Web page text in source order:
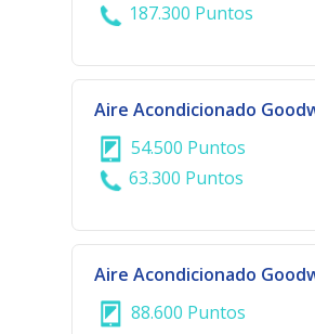
187.300 Puntos
54.500 Puntos
63.300 Puntos
88.600 Puntos